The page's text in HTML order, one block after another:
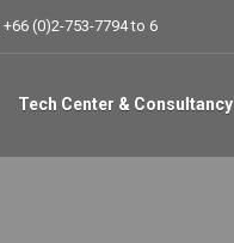
+66 (0)2-753-7794 to 6
Tech Center & Consultancy